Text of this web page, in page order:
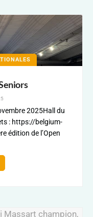
2025Hall du
: https://belgium-
édition de l’Open